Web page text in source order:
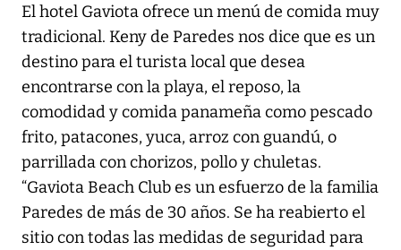
El hotel Gaviota ofrece un menú de comida muy
tradicional. Keny de Paredes nos dice que es un
destino para el turista local que desea
encontrarse con la playa, el reposo, la
comodidad y comida panameña como pescado
frito, patacones, yuca, arroz con guandú, o
parrillada con chorizos, pollo y chuletas.
“Gaviota Beach Club es un esfuerzo de la familia
Paredes de más de 30 años. Se ha reabierto el
sitio con todas las medidas de seguridad para